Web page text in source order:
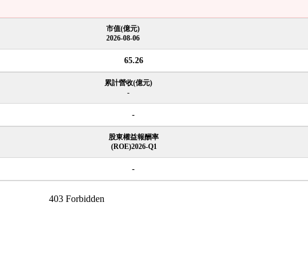
市值(億元)
2026-08-06
65.26
累計營收(億元)
-
-
股東權益報酬率
(ROE)2026-Q1
-